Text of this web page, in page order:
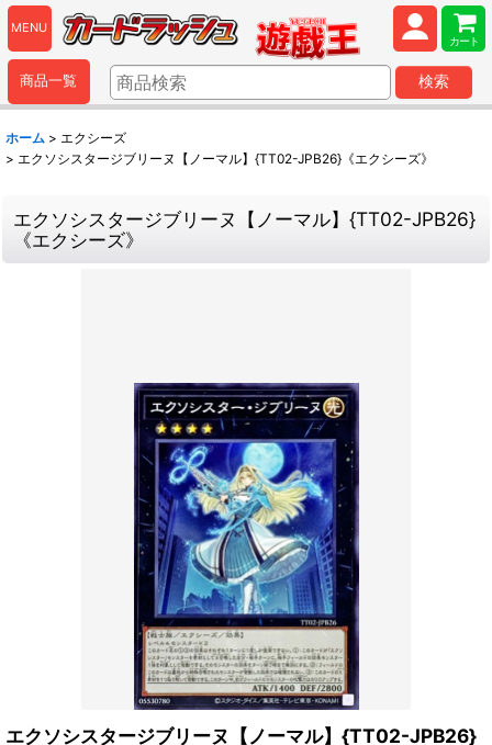
MENU
カート
商品一覧 検索
ホーム > エクシーズ
> エクソシスタージブリーヌ【ノーマル】{TT02-JPB26}《エクシーズ》
エクソシスタージブリーヌ【ノーマル】{TT02-JPB26}
《エクシーズ》
エクソシスタージブリーヌ【ノーマル】{TT02-JPB26}